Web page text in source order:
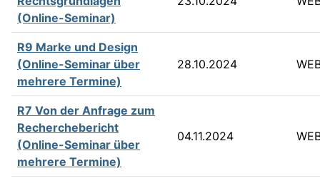
(Online-Seminar)
R9 Marke und Design
(Online-Seminar über
mehrere Termine)
28.10.2024
R7 Von der Anfrage zum
Recherchebericht
(Online-Seminar über
mehrere Termine)
04.11.2024